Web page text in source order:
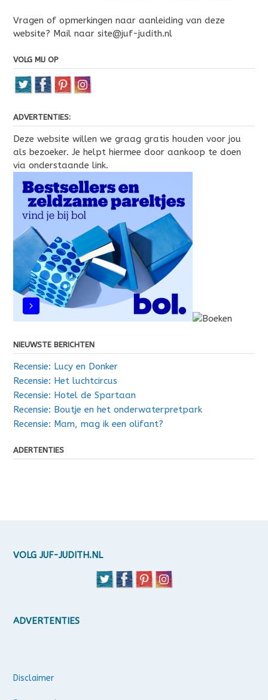
Vragen of opmerkingen naar aanleiding van deze
website? Mail naar site@juf-judith.nl
VOLG MIJ OP
ADVERTENTIES:
Deze website willen we graag gratis houden voor jou
als bezoeker. Je helpt hiermee door aankoop te doen
via onderstaande link.
NIEUWSTE BERICHTEN
Recensie: Lucy en Donker
Recensie: Het luchtcircus
Recensie: Hotel de Spartaan
Recensie: Boutje en het onderwaterpretpark
Recensie: Mam, mag ik een olifant?
ADERTENTIES
VOLG JUF-JUDITH.NL
ADVERTENTIES
Disclaimer